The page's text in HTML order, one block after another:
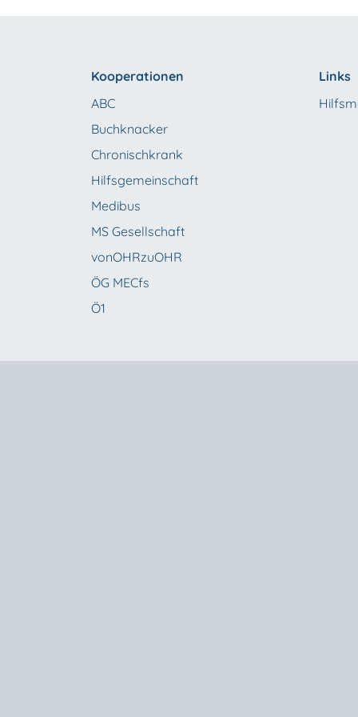
Kooperationen
ABC
Buchknacker
Chronischkrank
Hilfsgemeinschaft
Medibus
MS Gesellschaft
vonOHRzuOHR
ÖG MECfs
Ö1
Links